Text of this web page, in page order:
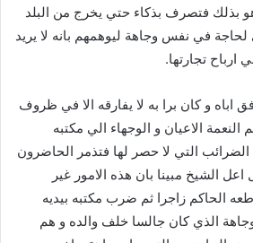
بذلك فتصرف بذكاء حتي يخرج من البلد
لحاجة في نفس وجاهة ليوهمهم بانه لا يريد
ارباح تجارتها.
اباه و كان برا به لا يفارقه الا في ظروف
الاعيان و الوجهاء الي مكتبه
التي لا حصر لها فتذمر الحاضرون
الشيخ مبينا بان هذه الامور غير
الحاكم زاجرا ثم ضرب مكتبه بيديه
الذي كان جالسا خلف والده و هم